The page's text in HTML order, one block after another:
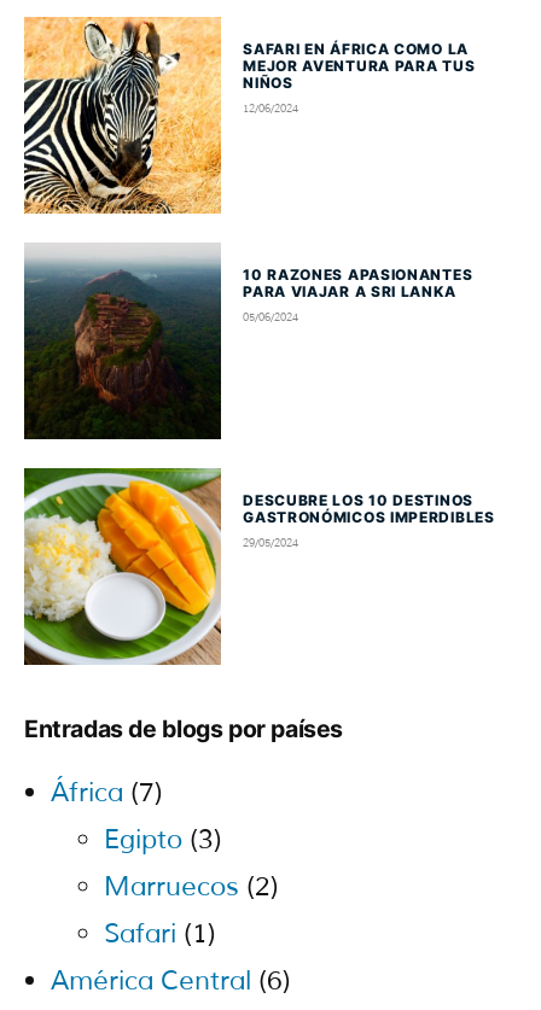
SAFARI EN ÁFRICA COMO LA
MEJOR AVENTURA PARA TUS
NIÑOS
12/06/2024
10 RAZONES APASIONANTES
PARA VIAJAR A SRI LANKA
05/06/2024
DESCUBRE LOS 10 DESTINOS
GASTRONÓMICOS IMPERDIBLES
29/05/2024
Entradas de blogs por países
África (7)
Egipto (3)
Marruecos (2)
Safari (1)
América Central (6)